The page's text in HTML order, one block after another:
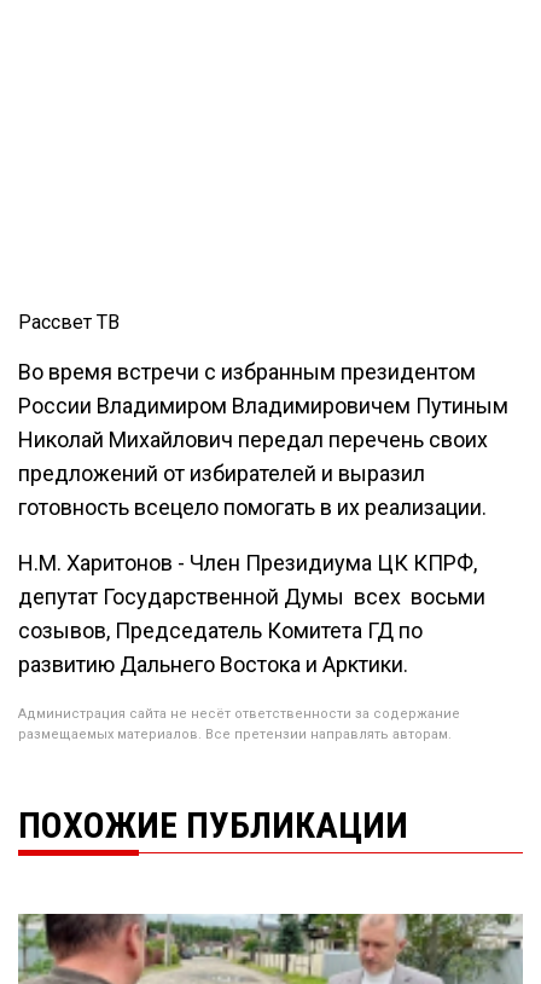
Рассвет ТВ
Во время встречи с избранным президентом
России Владимиром Владимировичем Путиным
Николай Михайлович передал перечень своих
предложений от избирателей и выразил
готовность всецело помогать в их реализации.
Н.М. Харитонов - Член Президиума ЦК КПРФ,
депутат Государственной Думы всех восьми
созывов, Председатель Комитета ГД по
развитию Дальнего Востока и Арктики.
Администрация сайта не несёт ответственности за содержание
размещаемых материалов. Все претензии направлять авторам.
ПОХОЖИЕ ПУБЛИКАЦИИ